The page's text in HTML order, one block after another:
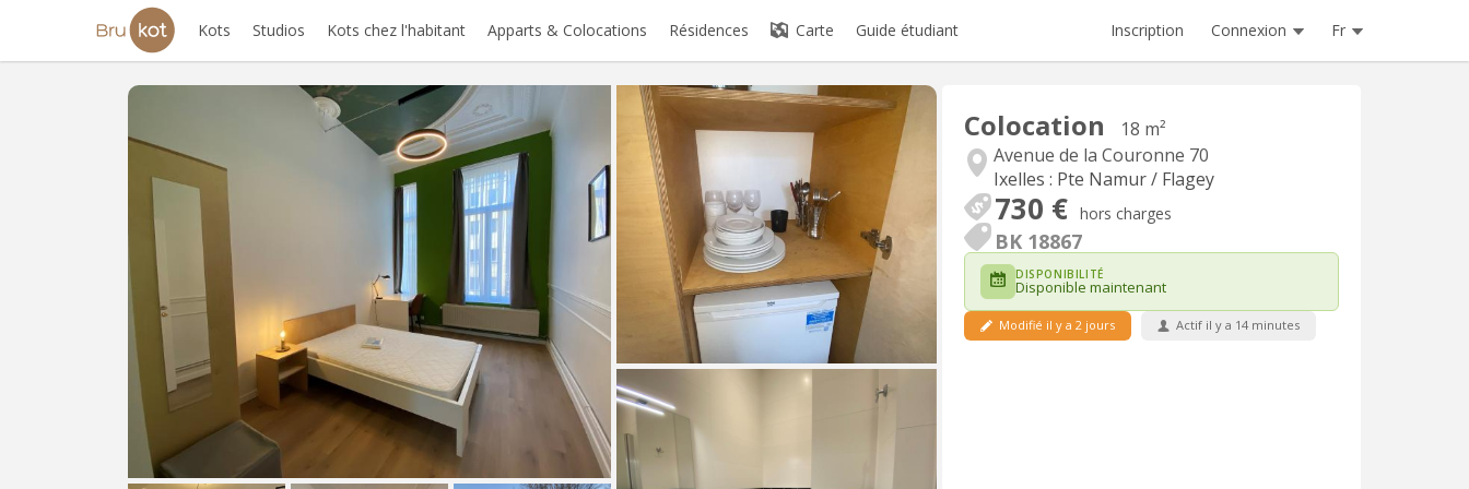
Kots Studios Kots chez l'habitant Apparts & Colocations Résidences Carte Guide étudiant Inscription Connexion Fr
Colocation
18 m²
Avenue de la Couronne 70
Ixelles : Pte Namur / Flagey
730 € hors charges
BK 18867
DISPONIBILITÉ
Disponible maintenant
Modifié il y a 2 jours Actif il y a 14 minutes